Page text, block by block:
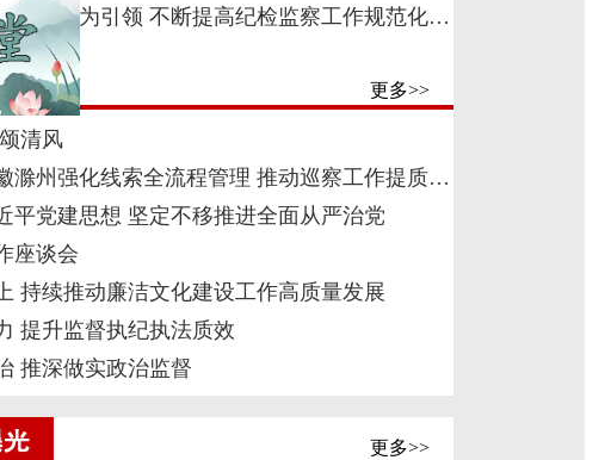
治思想为引领 不断提高纪检监察工作规范化…
更多>>
清风
滁州强化线索全流程管理 推动巡察工作提质…
平党建思想 坚定不移推进全面从严治党
座谈会
持续推动廉洁文化建设工作高质量发展
提升监督执纪执法质效
推深做实政治监督
更多>>